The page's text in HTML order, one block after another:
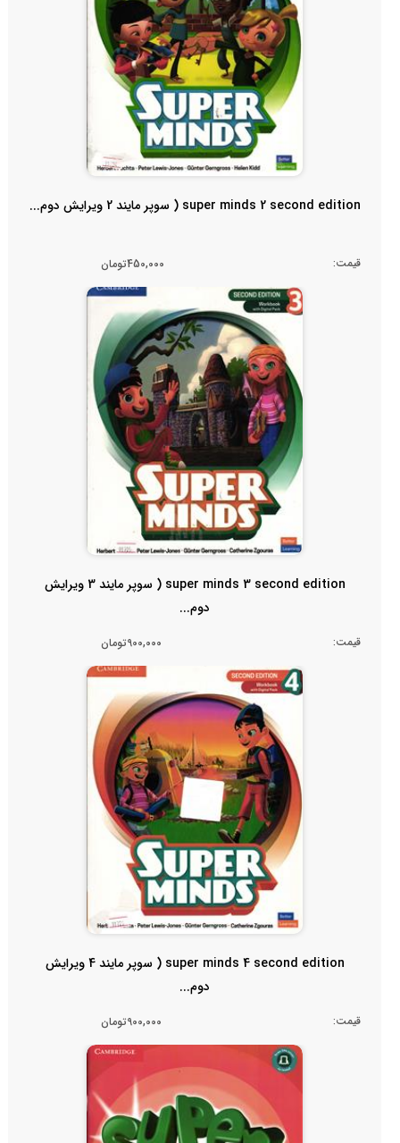
super minds 2 second edition ( سوپر مایند 2 ویرایش دوم...
قیمت: 450,000تومان
super minds 3 second edition ( سوپر مایند 3 ویرایش
دوم...
قیمت: 900,000تومان
super minds 4 second edition ( سوپر مایند 4 ویرایش
دوم...
قیمت: 900,000تومان